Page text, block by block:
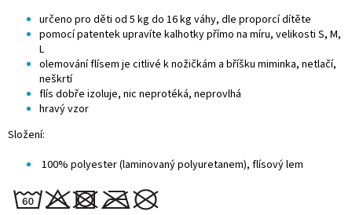
určeno pro děti od 5 kg do 16 kg váhy, dle proporcí dítěte
pomocí patentek upravíte kalhotky přímo na míru, velikosti S, M,
L
olemování flísem je citlivé k nožičkám a bříšku miminka, netlačí,
neškrtí
flís dobře izoluje, nic neprotéká, neprovlhá
hravý vzor
Složení:
100% polyester (laminovaný polyuretanem), flísový lem